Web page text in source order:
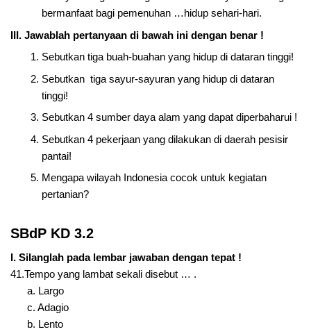
bermanfaat bagi pemenuhan …hidup sehari-hari.
III. Jawablah pertanyaan di bawah ini dengan benar !
Sebutkan tiga buah-buahan yang hidup di dataran tinggi!
Sebutkan tiga sayur-sayuran yang hidup di dataran
tinggi!
Sebutkan 4 sumber daya alam yang dapat diperbaharui !
Sebutkan 4 pekerjaan yang dilakukan di daerah pesisir
pantai!
Mengapa wilayah Indonesia cocok untuk kegiatan
pertanian?
SBdP KD 3.2
I. Silanglah pada lembar jawaban dengan tepat !
41.Tempo yang lambat sekali disebut … .
a. Largo
c. Adagio
b. Lento